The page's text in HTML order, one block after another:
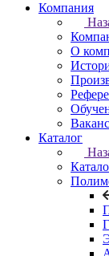
Компания
О
Каталог